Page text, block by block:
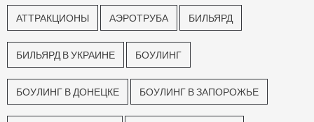
АТТРАКЦИОНЫ АЭРОТРУБА БИЛЬЯРД
БИЛЬЯРД В УКРАИНЕ БОУЛИНГ
БОУЛИНГ В ДОНЕЦКЕ БОУЛИНГ В ЗАПОРОЖЬЕ